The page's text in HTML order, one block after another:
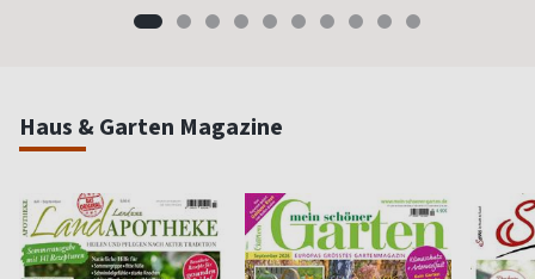
Haus & Garten Magazine